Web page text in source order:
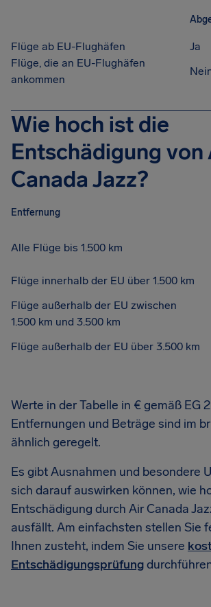
Flüge ab EU-Flughäfen
Ja
Flüge, die an EU-Flughäfen
ankommen
Wie hoch ist die
Entschädigung von
Canada Jazz?
Entfernung
Alle Flüge bis 1.500 km
Flüge innerhalb der EU über 1.500 km
Flüge außerhalb der EU zwischen
1.500 km und 3.500 km
Flüge außerhalb der EU über 3.500 km
Werte in der Tabelle in € gemäß EG
Entfernungen und Beträge sind im
ähnlich geregelt.
Es gibt Ausnahmen und besondere
sich darauf auswirken können, wie
Entschädigung durch Air Canada
ausfällt. Am einfachsten stellen Sie
Ihnen zusteht, indem Sie unsere
Entschädigungsprüfung